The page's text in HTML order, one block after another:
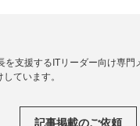
支援するITリーダー向け専門
ています。
記事掲載のご依頼